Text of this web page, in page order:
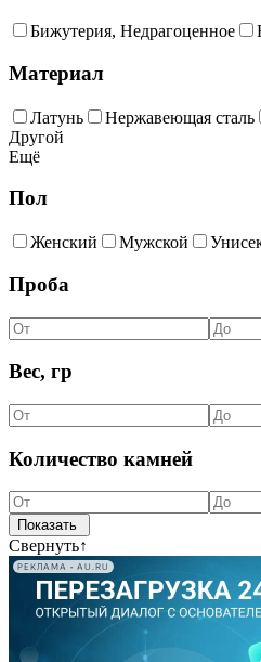
Бижутерия, Недрагоценное
Материал
Латунь Нержавеющая сталь
Другой
Ещё
Пол
Женский Мужской
Проба
Вес, гр
Количество камней
Свернуть↑
РЕКЛАМА • AU.RU